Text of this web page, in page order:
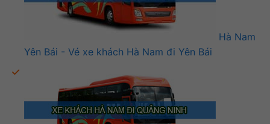
Hà Nam
Yên Bái - Vé xe khách Hà Nam đi Yên Bái